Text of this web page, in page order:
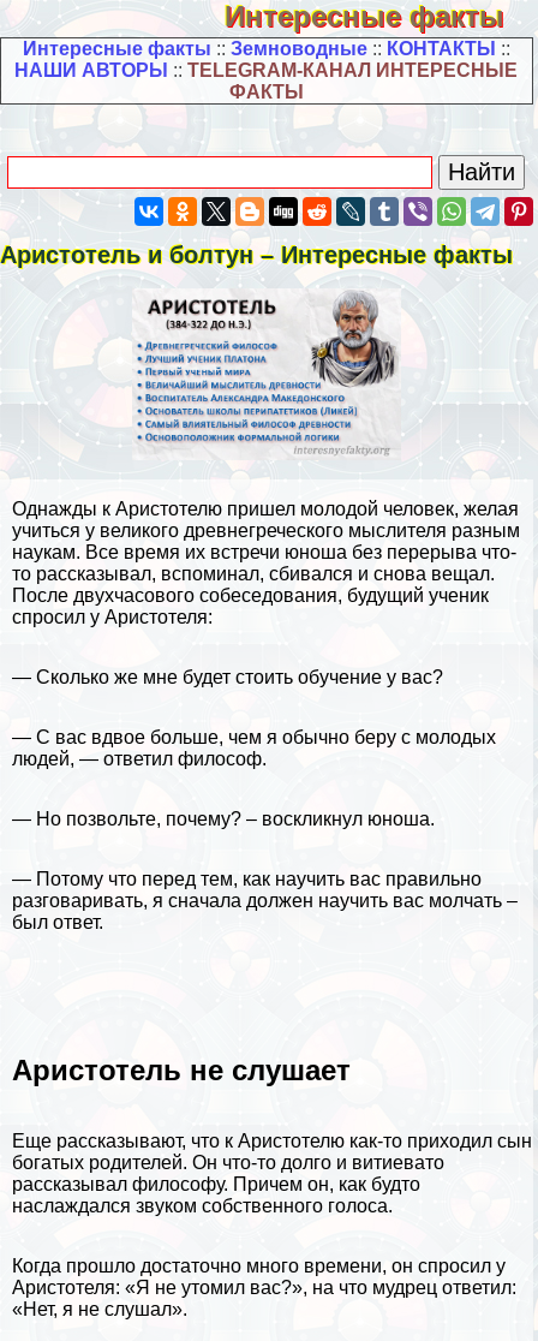
Интересные факты
Интересные факты :: Земноводные:: КОНТАКТЫ ::
НАШИ АВТОРЫ ::TELEGRAM-КАНАЛ ИНТЕРЕСНЫЕ
ФАКТЫ
Аристотель и болтун – Интересные факты
Однажды к Аристотелю пришел молодой человек, желая
учиться у великого древнегреческого мыслителя разным
наукам. Все время их встречи юноша без перерыва что-
то рассказывал, вспоминал, сбивался и снова вещал.
После двухчасового собеседования, будущий ученик
спросил у Аристотеля:
— Сколько же мне будет стоить обучение у вас?
— С вас вдвое больше, чем я обычно беру с молодых
людей, — ответил философ.
— Но позвольте, почему? – воскликнул юноша.
— Потому что перед тем, как научить вас правильно
разговаривать, я сначала должен научить вас молчать –
был ответ.
Аристотель не слушает
Еще рассказывают, что к Аристотелю как-то приходил сын
богатых родителей. Он что-то долго и витиевато
рассказывал философу. Причем он, как будто
наслаждался звуком собственного голоса.
Когда прошло достаточно много времени, он спросил у
Аристотеля: «Я не утомил вас?», на что мудрец ответил:
«Нет, я не слушал».